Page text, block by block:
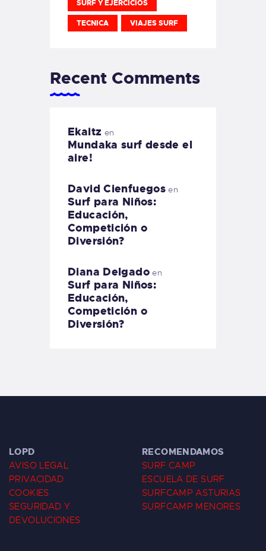
SURF Y EJERCICIOS
TECNICA VIAJES SURF
Recent Comments
Ekaitz en
Mundaka surf desde el
aire!
David Cienfuegos en
Surf para Niños:
Educación,
Competición o
Diversión?
Diana Delgadoen
Surf para Niños:
Educación,
Competición o
Diversión?
LOPD
AVISO LEGAL
PRIVACIDAD
COOKIES
SEGURIDAD Y
DEVOLUCIONES
RECOMENDAMOS
SURF CAMP
ESCUELA DE SURF
SURFCAMP ASTURIAS
SURFCAMP MENORES